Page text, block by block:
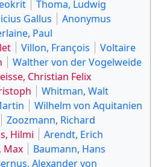
Thoma, Ludwig
Gallus
Anonymus
Paul
Villon, François
Voltaire
Walther von der Vogelweide
Christian Felix
Whitman, Walt
Wilhelm von Aquitanien
Zoozmann, Richard
Hilmi
Arendt, Erich
Max
Baumann, Hans
Alexander von